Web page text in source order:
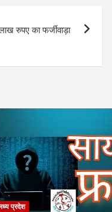
रुपए का फर्जीवाड़ा
प्रदेश